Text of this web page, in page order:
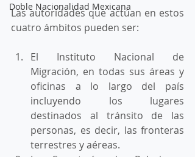
Doble Nacionalidad Mexicana
Las autoridades que actúan en estos
cuatro ámbitos pueden ser:
El Instituto Nacional de
Migración, en todas sus áreas y
oficinas a lo largo del país
incluyendo los lugares
destinados al tránsito de las
personas, es decir, las fronteras
terrestres y aéreas.